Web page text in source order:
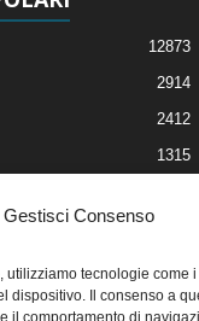
Gestisci Consenso
utilizziamo tecnologie come
dispositivo. Il consenso a
il comportamento di
12873
2914
2412
1315